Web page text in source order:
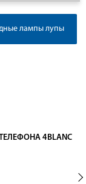
лампы лупы
4BLANC